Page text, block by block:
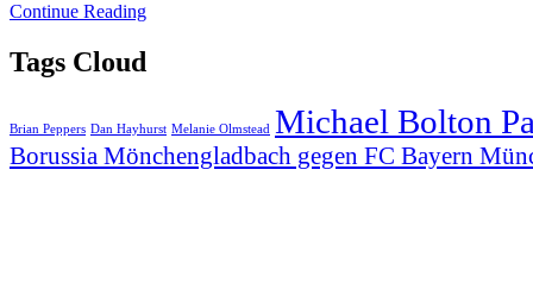
Continue Reading
Tags Cloud
Brian Peppers Dan Hayhurst Melanie Olmstead Michael Bolton
Borussia Mönchengladbach gegen FC Bayern